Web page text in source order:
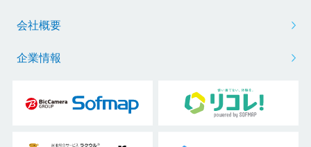
会社概要
企業情報